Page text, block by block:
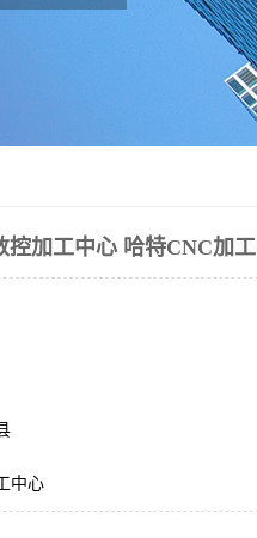
控加工中心 哈特CNC加工
中心